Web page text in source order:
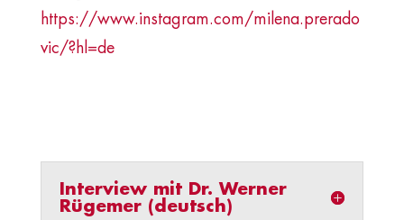
https://www.instagram.com/milena.prerado
vic/?hl=de
Interview mit Dr. Werner
Rügemer (deutsch)